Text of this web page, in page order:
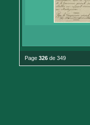
Page 326 de 349